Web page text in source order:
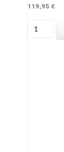
119,95€
Cambiar